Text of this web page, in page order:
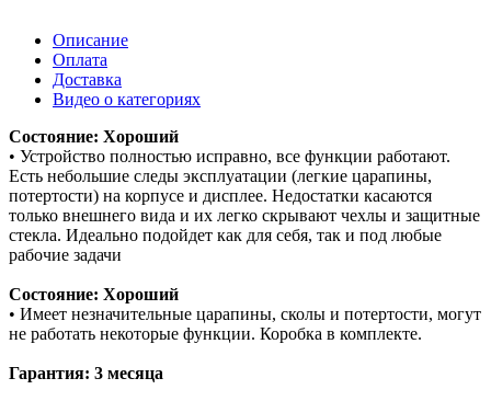
Описание
Оплата
Доставка
Видео о категориях
Состояние: Хороший
• Устройство полностью исправно, все функции работают.
Есть небольшие следы эксплуатации (легкие царапины,
потертости) на корпусе и дисплее. Недостатки касаются
только внешнего вида и их легко скрывают чехлы и защитные
стекла. Идеально подойдет как для себя, так и под любые
рабочие задачи
Состояние: Хороший
• Имеет незначительные царапины, сколы и потертости, могут
не работать некоторые функции. Коробка в комплекте.
Гарантия: 3 месяца